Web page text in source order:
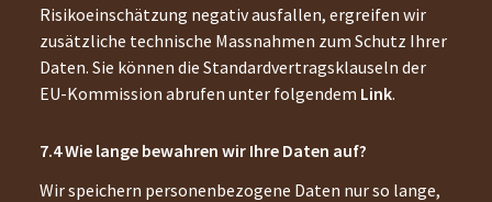
Risikoeinschätzung negativ ausfallen, ergreifen wir
zusätzliche technische Massnahmen zum Schutz Ihrer
Daten. Sie können die Standardvertragsklauseln der
EU-Kommission abrufen unter folgendem Link.
Wie lange bewahren wir Ihre Daten auf?
Wir speichern personenbezogene Daten nur so lange,